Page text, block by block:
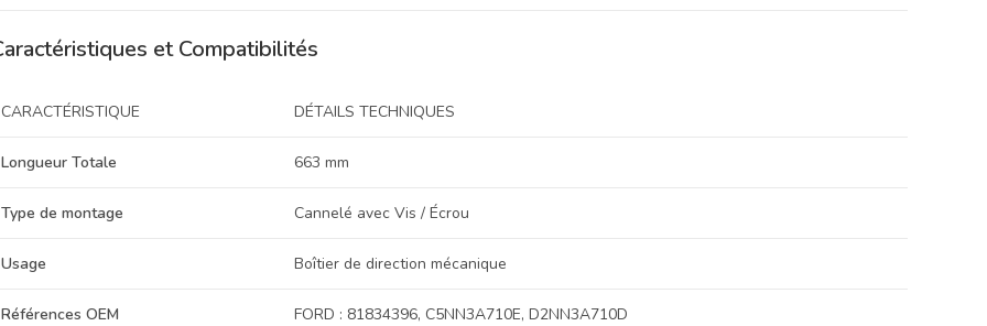
et Compatibilités
CARACTÉRISTIQUE DÉTAILS TECHNIQUES
Longueur Totale 663 mm
Type de montage Cannelé avec Vis / Écrou
Usage Boîtier de direction mécanique
Références OEM FORD : 81834396, C5NN3A710E, D2NN3A710D